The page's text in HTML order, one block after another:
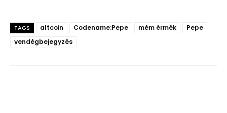
TAGS altcoin Codename:Pepe mém érmék
Pepe
vendégbejegyzés